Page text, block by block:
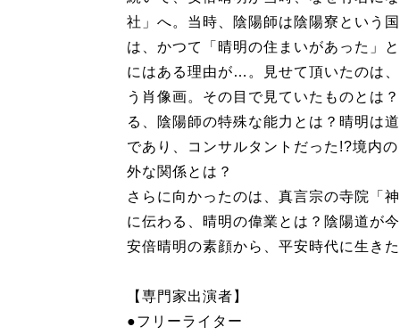
社」へ。当時、陰陽師は陰陽寮という
は、かつて「晴明の住まいがあった」
にはある理由が…。見せて頂いたのは
う肖像画。その目で見ていたものとは
る、陰陽師の特殊な能力とは？晴明は
であり、コンサルタントだった!?境内
外な関係とは？
さらに向かったのは、真言宗の寺院「
に伝わる、晴明の偉業とは？陰陽道が
安倍晴明の素顔から、平安時代に生き
【専門家出演者】
●フリーライター